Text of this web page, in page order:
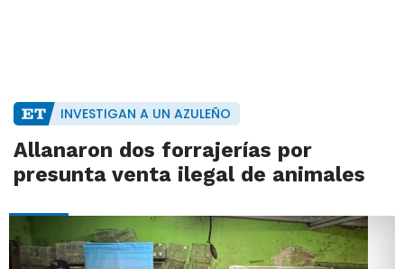
INVESTIGAN A UN AZULEÑO
Allanaron dos forrajerías por
presunta venta ilegal de animales